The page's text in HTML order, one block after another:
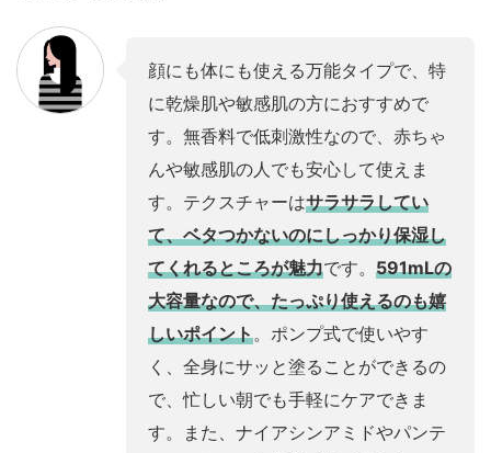
顔にも体にも使える万能タイプで、特
に乾燥肌や敏感肌の方におすすめで
す。無香料で低刺激性なので、赤ちゃ
んや敏感肌の人でも安心して使えま
す。テクスチャーはサラサラしてい
て、ベタつかないのにしっかり保湿し
てくれるところが魅力です。 591mLの
大容量なので、たっぷり使えるのも嬉
しいポイント。ポンプ式で使いやす
く、全身にサッと塗ることができるの
で、忙しい朝でも手軽にケアできま
す。また、ナイアシンアミドやパンテ